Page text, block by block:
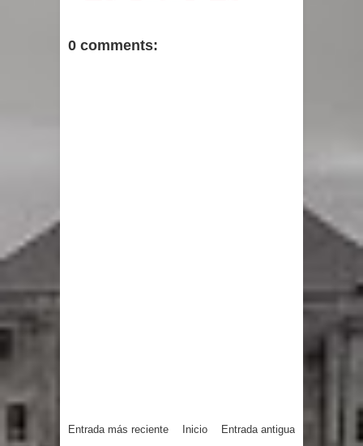
0 comments:
Entrada más reciente Entrada antigua
Inicio